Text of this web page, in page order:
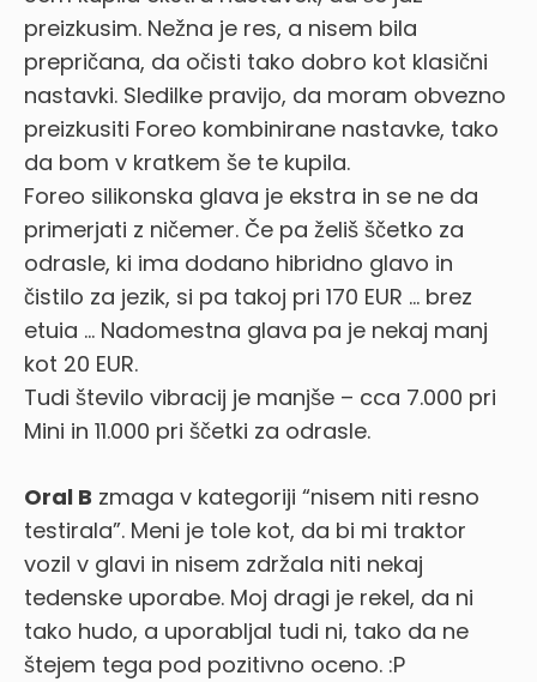
preizkusim. Nežna je res, a nisem bila
prepričana, da očisti tako dobro kot klasični
nastavki. Sledilke pravijo, da moram obvezno
preizkusiti Foreo kombinirane nastavke, tako
da bom v kratkem še te kupila.
Foreo silikonska glava je ekstra in se ne da
primerjati z ničemer. Če pa želiš ščetko za
odrasle, ki ima dodano hibridno glavo in
čistilo za jezik, si pa takoj pri 170 EUR … brez
etuia … Nadomestna glava pa je nekaj manj
kot 20 EUR.
Tudi število vibracij je manjše – cca 7.000 pri
Mini in 11.000 pri ščetki za odrasle.
Oral B zmaga v kategoriji “nisem niti resno
testirala”. Meni je tole kot, da bi mi traktor
vozil v glavi in nisem zdržala niti nekaj
tedenske uporabe. Moj dragi je rekel, da ni
tako hudo, a uporabljal tudi ni, tako da ne
štejem tega pod pozitivno oceno. :P